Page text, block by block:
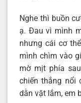
Nghe thì buồn
ạ. Đau vì mình
nhưng cái cơ
mình chìm vào
mờ mịt phía
chiến thắng nổi
dằn vặt lắm, em